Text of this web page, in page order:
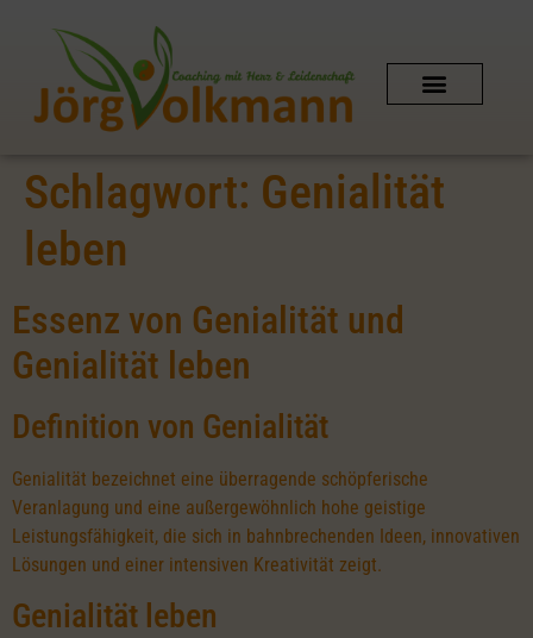
Schlagwort: Genialität
leben
Essenz von Genialität und
Genialität leben
Definition von Genialität
Genialität bezeichnet eine überragende schöpferische
Veranlagung und eine außergewöhnlich hohe geistige
Leistungsfähigkeit, die sich in bahnbrechenden Ideen, innovativen
Lösungen und einer intensiven Kreativität zeigt.
Genialität leben